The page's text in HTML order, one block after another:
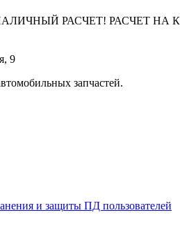
РАСЧЕТ! РАСЧЕТ НА
9
запчастей.
и защиты ПД пользователей